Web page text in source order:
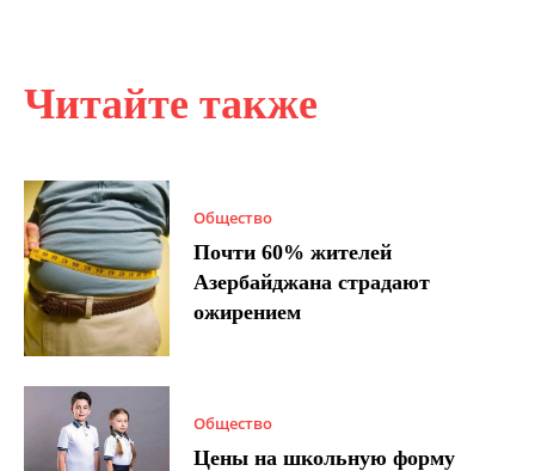
Читайте также
Общество
Почти 60% жителей
Азербайджана страдают
ожирением
Общество
Цены на школьную форму